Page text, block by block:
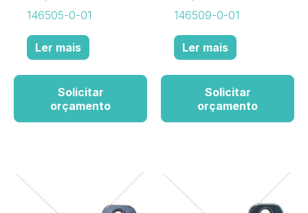
146505-0-01
Ler mais
Solicitar
orçamento
146509-0-01
Ler mais
Solicitar
orçamento